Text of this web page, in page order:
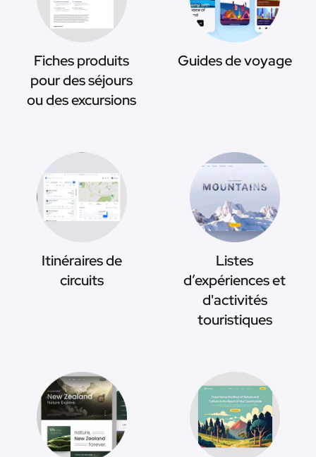
Fiches produits
pour des séjours
ou des excursions
Guides de voyage
Itinéraires de
circuits
Listes
d’expériences et
d'activités
touristiques